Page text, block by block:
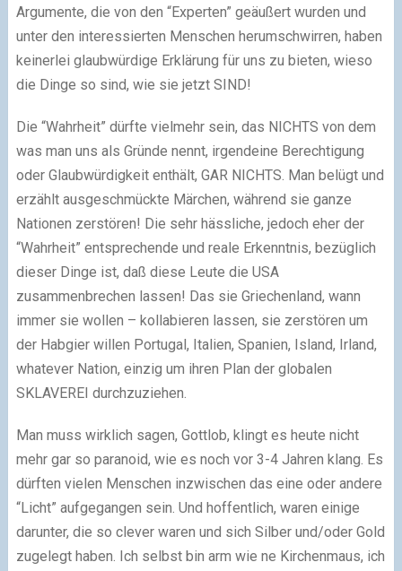
Argumente, die von den “Experten” geäußert wurden und
unter den interessierten Menschen herumschwirren, haben
keinerlei glaubwürdige Erklärung für uns zu bieten, wieso
die Dinge so sind, wie sie jetzt SIND!
Die “Wahrheit” dürfte vielmehr sein, das NICHTS von dem
was man uns als Gründe nennt, irgendeine Berechtigung
oder Glaubwürdigkeit enthält, GAR NICHTS. Man belügt und
erzählt ausgeschmückte Märchen, während sie ganze
Nationen zerstören! Die sehr hässliche, jedoch eher der
“Wahrheit” entsprechende und reale Erkenntnis, bezüglich
dieser Dinge ist, daß diese Leute die USA
zusammenbrechen lassen! Das sie Griechenland, wann
immer sie wollen – kollabieren lassen, sie zerstören um
der Habgier willen Portugal, Italien, Spanien, Island, Irland,
whatever Nation, einzig um ihren Plan der globalen
SKLAVEREI durchzuziehen.
Man muss wirklich sagen, Gottlob, klingt es heute nicht
mehr gar so paranoid, wie es noch vor 3-4 Jahren klang. Es
dürften vielen Menschen inzwischen das eine oder andere
“Licht” aufgegangen sein. Und hoffentlich, waren einige
darunter, die so clever waren und sich Silber und/oder Gold
zugelegt haben. Ich selbst bin arm wie ne Kirchenmaus, ich